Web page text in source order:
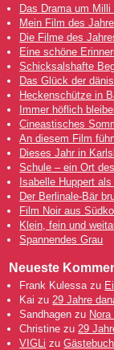
Das Drama um Milli
Mein Film des
Die Filme des
Eine schöne
Schicksalshafte
Das Glück der
Heckenschütze in
Immer höflich
Cineastisches
An diesem Film
Dieses Jahr in
Schule – ein Ort
Isabelle Huppert
Der Berlinale-Bär
Film Noir aus
Klein, fein und
Spannendes Grau
Neueste
Frank Kulessa zu
Kai zu 29 Jahre
Sandhagen zu
Christine zu 29
VIGLi zuGästebuch